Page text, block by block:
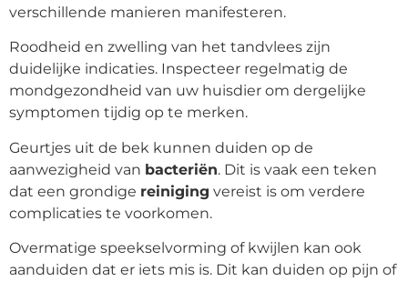
verschillende manieren manifesteren.
Roodheid en zwelling van het tandvlees zijn
duidelijke indicaties. Inspecteer regelmatig de
mondgezondheid van uw huisdier om dergelijke
symptomen tijdig op te merken.
Geurtjes uit de bek kunnen duiden op de
aanwezigheid van bacteriën. Dit is vaak een teken
dat een grondige reiniging vereist is om verdere
complicaties te voorkomen.
Overmatige speekselvorming of kwijlen kan ook
aanduiden dat er iets mis is. Dit kan duiden op pijn of